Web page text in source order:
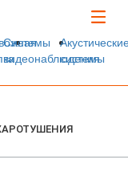
Системы
видеонаблюдения
системы